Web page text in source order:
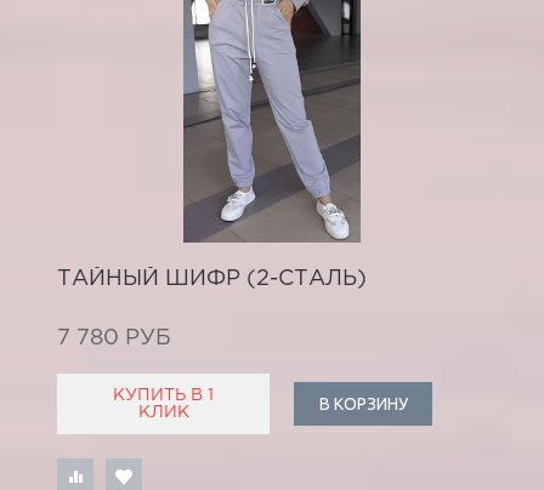
ТАЙНЫЙ ШИФР (2-СТАЛЬ)
7 780 РУБ
КУПИТЬ В 1
КЛИК
В КОРЗИНУ